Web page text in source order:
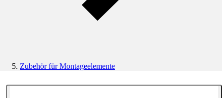
Zubehör für Montageelemente